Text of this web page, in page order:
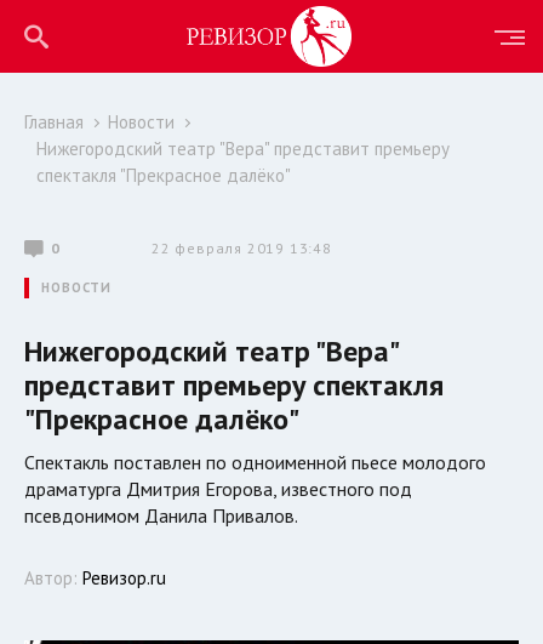
Главная
Новости
Нижегородский театр "Вера" представит премьеру
спектакля "Прекрасное далёко"
0 22 февраля 2019 13:48
НОВОСТИ
Нижегородский театр "Вера"
представит премьеру спектакля
"Прекрасное далёко"
Спектакль поставлен по одноименной пьесе молодого
драматурга Дмитрия Егорова, известного под
псевдонимом Данила Привалов.
Автор: Ревизор.ru